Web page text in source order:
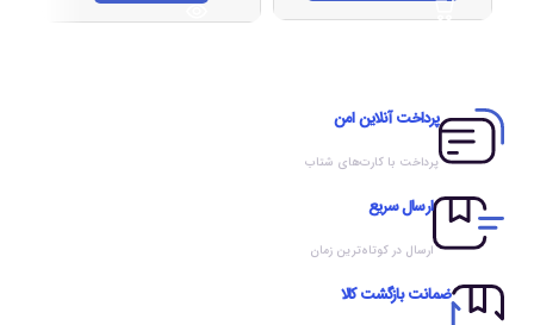
پرداخت آنلاین امن
پرداخت با کارت‌های شتاب
ارسال سریع
ارسال در کوتاه‌ترین زمان
ضمانت بازگشت کالا